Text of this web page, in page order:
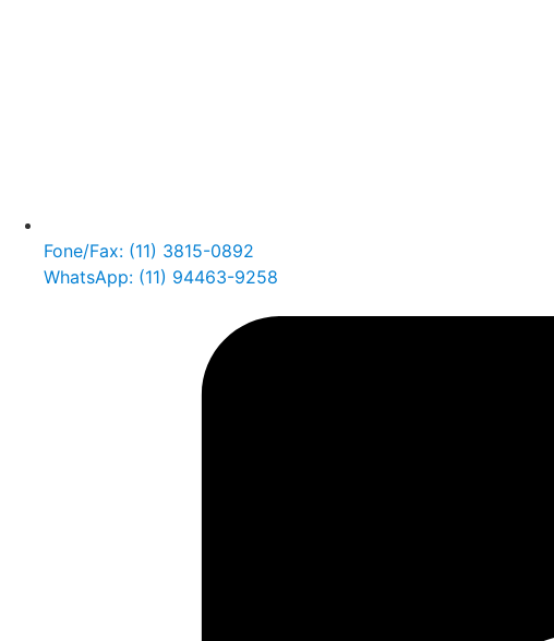
Fone/Fax: (11) 3815-0892
WhatsApp: (11) 94463-9258